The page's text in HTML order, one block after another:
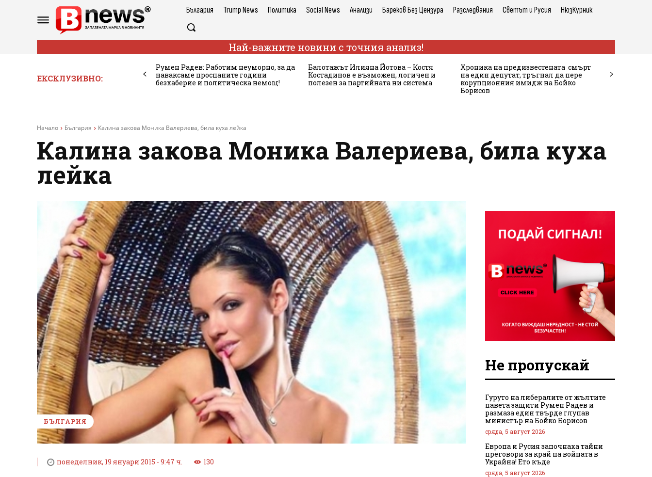
България Trump News Политика Social News Анализи Бареков Без Цензура Разследвания Светът и Русия НюзКурник
Най-важните новини с точния анализ!
ЕКСКЛУЗИВНО:
Румен Радев: Работим неуморно, за да
наваксаме проспаните години
безхаберие и политическа немощ!
Балотажът Илияна Йотова – Костя
Костадинов е възможен, логичен и
полезен за партийната ни система
Хроника на предизвестената смърт
на един депутат, тръгнал да пере
корупционния имидж на Бойко
Борисов
Начало България Калина закова Моника Валериева, била куха лейка
Калина закова Моника Валериева, била куха
лейка
БЪЛГАРИЯ
понеделник, 19 януари 2015 - 9:47 ч. 130
Не пропускай
Гуруто на либералите от жълтите
павета защити Румен Радев и
размаза един твърде глупав
министър на Бойко Борисов
сряда, 5 август 2026
Европа и Русия започнаха тайни
преговори за край на войната в
Украйна! Ето къде
сряда, 5 август 2026